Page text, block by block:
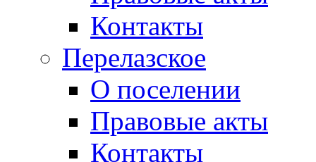
Контакты
Перелазское
О поселении
Правовые акты
Контакты